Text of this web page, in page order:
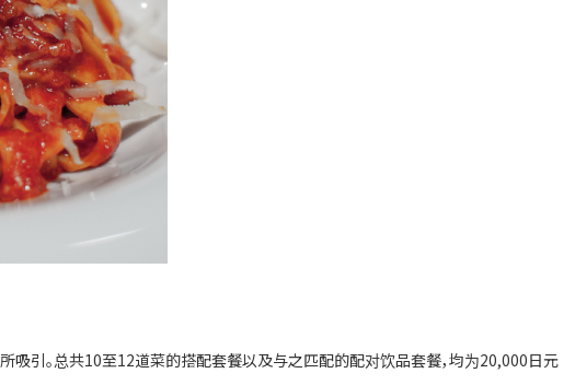
引。总共10至12道菜的搭配套餐以及与之匹配的配对饮品套餐，均为20,000日元